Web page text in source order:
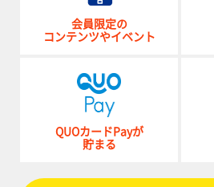
会員限定の
コンテンツやイベント
QUOカードPayが
貯まる